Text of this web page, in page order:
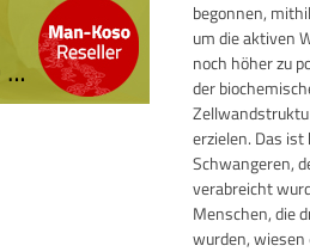
begonnen,
um die aktiven
noch höher zu
der
erzielen. Das
Schwangeren,
verabreicht
Menschen, die
wurden, wiesen